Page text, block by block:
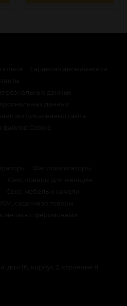
Гарантия анонимности
данных
данных
использования сайта
Cookie
Фаллоимитаторы
Секс-товары для женщин
Секс-мебель и качели
садо-мазо товары
с феромонами
дом 16, корпус 2, строение 8